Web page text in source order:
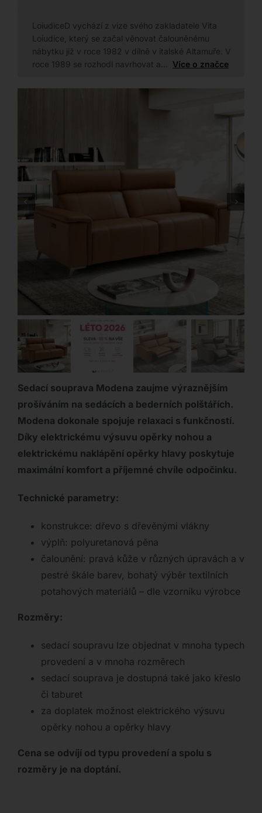
LoiudiceD vychází z vize svého zakladatele Vita
Loiudice, který se začal věnovat čalouněnému
nábytku již v roce 1982 v dílně v italské Altamuře. V
roce 1989 se rozhodl navrhovat a… Více o značce
Sedací souprava Modena zaujme výraznějším
prošíváním na sedácích a bederních polštářích.
Modena dokonale spojuje relaxaci s funkčností.
Díky elektrickému výsuvu opěrky nohou a
elektrickému naklápění opěrky hlavy poskytuje
maximální komfort a příjemné chvíle odpočinku.
Technické parametry:
konstrukce: dřevo s dřevěnými vlákny
výplň: polyuretanová pěna
čalounění: pravá kůže v různých úpravách a v
pestré škále barev, bohatý výběr textilních
potahových materiálů – dle vzorníku výrobce
Rozměry:
sedací soupravu lze objednat v mnoha typech
provedení a v mnoha rozměrech
sedací souprava je dostupná také jako křeslo
či taburet
za doplatek možnost elektrického výsuvu
opěrky nohou a opěrky hlavy
Cena se odvíjí od typu provedení a spolu s
rozměry je na doptání.